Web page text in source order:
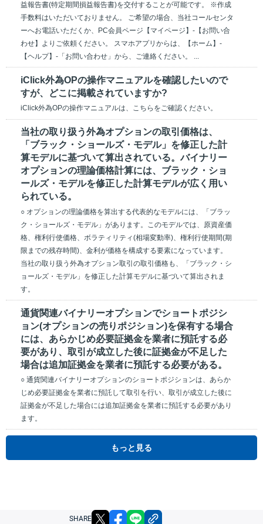
益報告書(特定期間損益報告書)を交付することが可能です。 ※作成
手数料はいただいておりません。 ご希望の場合、当社コールセンタ
ーへお電話いただくか、PC会員ページ【マイページ】-【お問い合
わせ】よりご依頼ください。 スマホアプリからは、【ホーム】-
【ヘルプ】-「お問い合わせ」から、ご連絡ください。 ...
iClick外為OPの操作マニュアルを確認したいので
すが、どこに掲載されていますか?
iClick外為OPの操作マニュアルは、こちらをご確認ください。
当社の取り扱う外為オプションの取引価格は、
「ブラック・ショールズ・モデル」を修正した計
算モデルに基づいて算出されている。バイナリー
オプションの理論価格計算には、ブラック・ショ
ールズ・モデルを修正した計算モデルが広く用い
られている。
○ オプションの理論価格を算出する代表的なモデルには、「ブラッ
ク・ショールズ・モデル」があります。このモデルでは、原資産価
格、権利行使価格、ボラティリティ(相場変動率)、権利行使期間(期
限までの残存時間)、金利が価格を構成する要素になっています。
当社の取り扱う外為オプション取引の取引価格も、「ブラック・シ
ョールズ・モデル」を修正した計算モデルに基づいて算出されま
す。
通貨関連バイナリーオプションでショートポジシ
ョン(オプションの売りポジション)を保有する場合
には、あらかじめ必要証拠金を業者に預託する必
要があり、取引が成立した後に証拠金が不足した
場合は追加証拠金を業者に預託する必要がある。
○ 通貨関連バイナリーオプションのショートポジションは、あらか
じめ必要証拠金を業者に預託して取引を行い、取引が成立した後に
証拠金が不足した場合には追加証拠金を業者に預託する必要があり
ます。
もっと見る
SHARE X facebook